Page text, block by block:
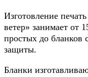
Изготовление
ветер» занимает от
простых до бланков
защиты.
Бланки